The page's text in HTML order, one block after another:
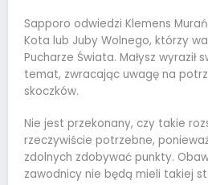
Sapporo odwiedzi Klemens
Kota lub Juby Wolnego, którzy
Pucharze Świata. Małysz wyraził
temat, zwracając uwagę na
skoczków.
Nie jest przekonany, czy takie
rzeczywiście potrzebne,
zdolnych zdobywać punkty.
zawodnicy nie będą mieli takiej